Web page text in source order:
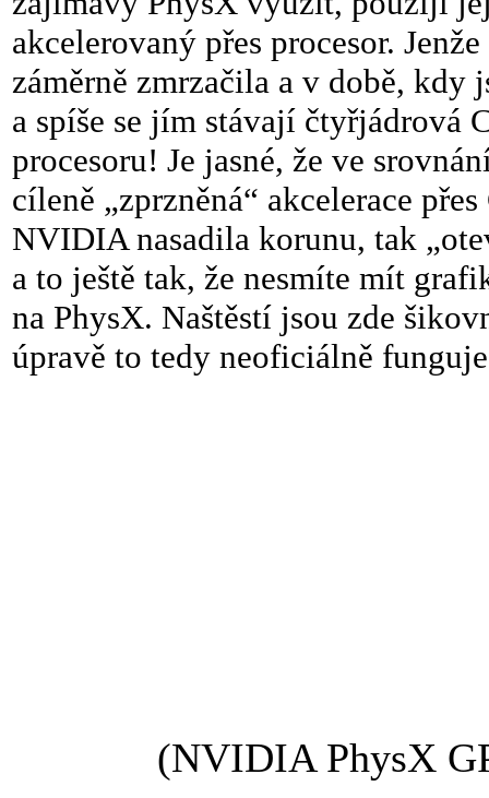
akcelerovaný přes procesor.
záměrně zmrzačila a v době, kdy
a spíše se jím stávají čtyřjádrová
procesoru! Je jasné, že ve
cíleně „zprzněná“ akcelerace
NVIDIA nasadila korunu, tak
a to ještě tak, že nesmíte mít
na PhysX. Naštěstí jsou zde
úpravě to tedy neoficiálně
(NVIDIA PhysX